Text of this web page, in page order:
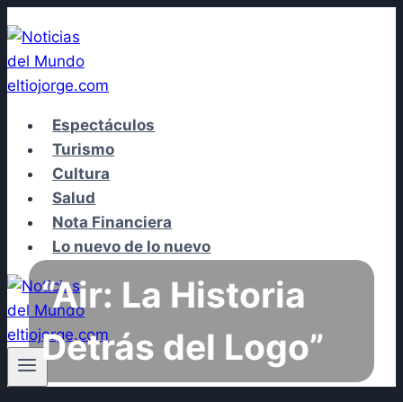
al
contenido
Espectáculos
Turismo
Cultura
Salud
Nota Financiera
Lo nuevo de lo nuevo
“Air: La Historia
Detrás del Logo”